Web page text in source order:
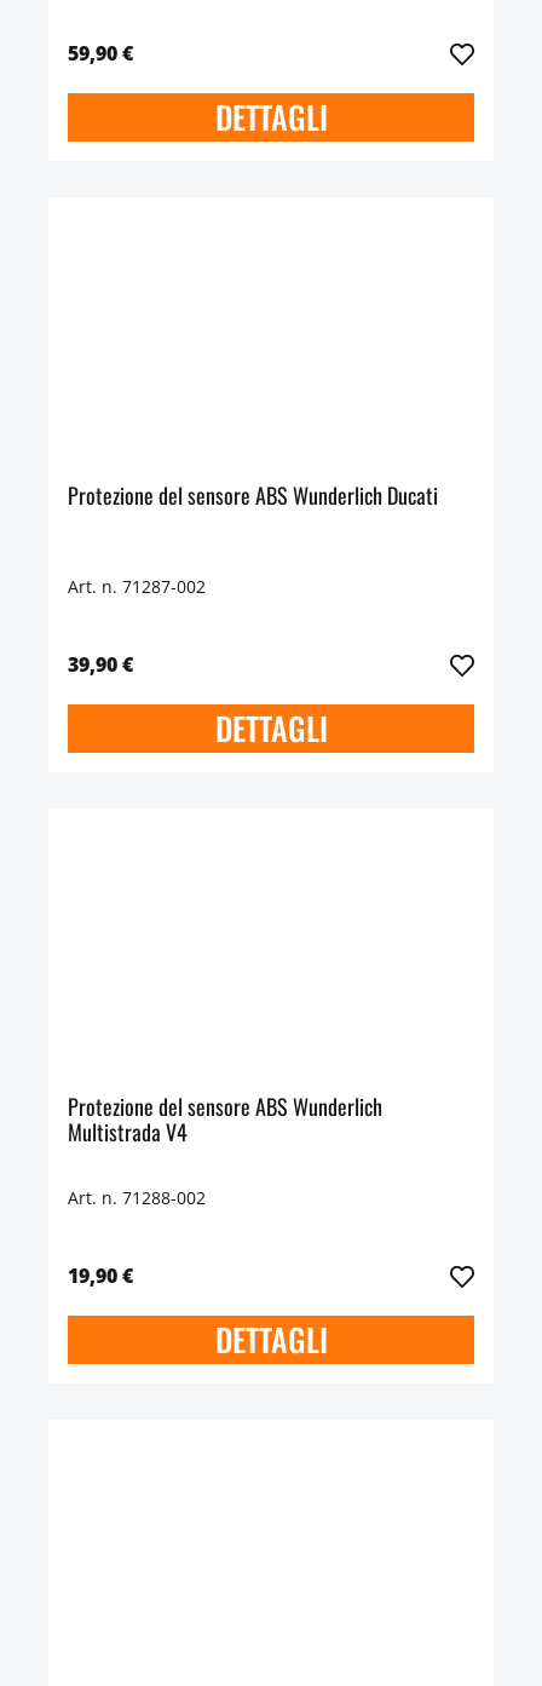
59,90 €
DETTAGLI
Protezione del sensore ABS Wunderlich Ducati
Art. n. 71287-002
39,90 €
DETTAGLI
Protezione del sensore ABS Wunderlich
Multistrada V4
Art. n. 71288-002
19,90 €
DETTAGLI